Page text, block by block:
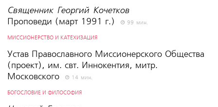
Священник Георгий Кочетков
Проповеди (март 1991 г.)
99 мин.
МИССИОНЕРСТВО И КАТЕХИЗАЦИЯ
Устав Православного Миссионерского Общества
(проект), им. свт. Иннокентия, митр.
Московского
14 мин.
БОГОСЛОВИЕ И ФИЛОСОФИЯ